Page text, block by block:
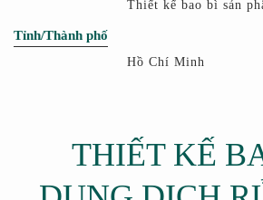
Thiết kế bao bì sản
Tỉnh/Thành phố
Hồ Chí Minh
THIẾT KẾ